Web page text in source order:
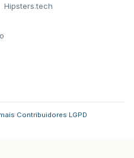
Hipsters.tech
Contribuidores LGPD